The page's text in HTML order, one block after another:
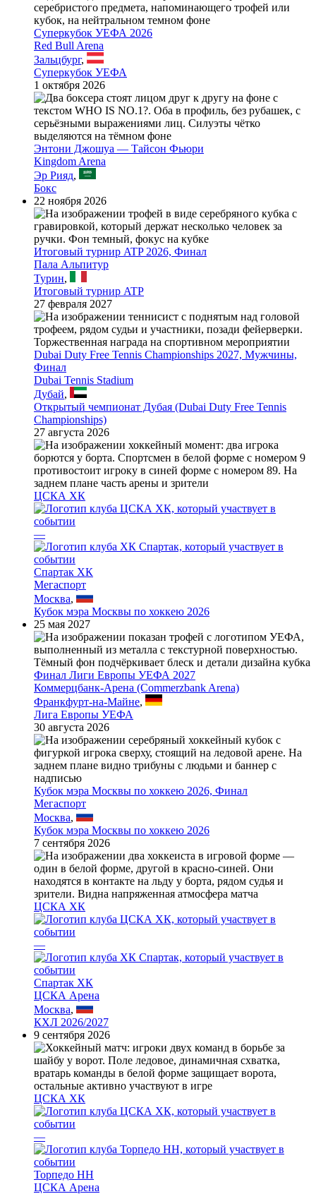
Суперкубок УЕФА 2026
Red Bull Arena
Зальцбург,
Суперкубок УЕФА
1 октября 2026
Энтони Джошуа — Тайсон Фьюри
Kingdom Arena
Эр Рияд,
Бокс
22 ноября 2026
Итоговый турнир ATP 2026, Финал
Пала Альпитур
Турин,
Итоговый турнир ATP
27 февраля 2027
Dubai Duty Free Tennis Championships 2027, Мужчины,
Финал
Dubai Tennis Stadium
Дубай,
Открытый чемпионат Дубая (Dubai Duty Free Tennis
Championships)
27 августа 2026
ЦСКА ХК
—
Спартак ХК
Мегаспорт
Москва,
Кубок мэра Москвы по хоккею 2026
25 мая 2027
Финал Лиги Европы УЕФА 2027
Коммерцбанк-Арена (Commerzbank Arena)
Франкфурт-на-Майне,
Лига Европы УЕФА
30 августа 2026
Кубок мэра Москвы по хоккею 2026, Финал
Мегаспорт
Москва,
Кубок мэра Москвы по хоккею 2026
7 сентября 2026
ЦСКА ХК
—
Спартак ХК
ЦСКА Арена
Москва,
КХЛ 2026/2027
9 сентября 2026
ЦСКА ХК
—
Торпедо НН
ЦСКА Арена